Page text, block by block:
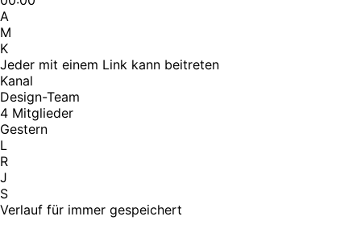
A
M
K
Jeder mit einem Link kann beitreten
Kanal
Design-Team
4 Mitglieder
Gestern
L
R
J
S
Verlauf für immer gespeichert